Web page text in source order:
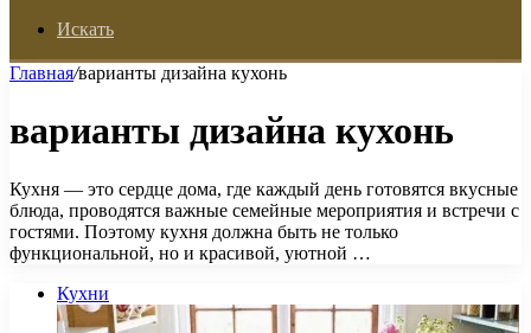
Искать
Главная/варианты дизайна кухонь
варианты дизайна кухонь
Кухня — это сердце дома, где каждый день готовятся вкусные
блюда, проводятся важные семейные мероприятия и встречи с
гостями. Поэтому кухня должна быть не только
функциональной, но и красивой, уютной …
Кухни